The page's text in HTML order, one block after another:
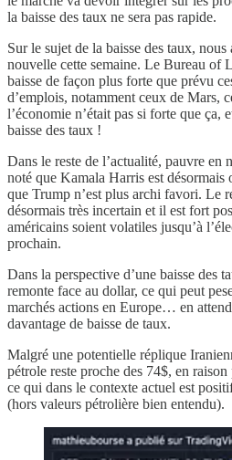
la baisse des taux ne sera pas rapide.
Sur le sujet de la baisse des taux,
nouvelle cette semaine. Le Bureau of
baisse de façon plus forte que prévu
d’emplois, notamment ceux de Mars,
l’économie n’était pas si forte que ça,
baisse des taux !
Dans le reste de l’actualité, pauvre en
noté que Kamala Harris est
que Trump n’est plus archi favori. Le
désormais très incertain et il est fort
américains soient volatiles jusqu’à
prochain.
Dans la perspective d’une baisse des
remonte face au dollar, ce qui peut
marchés actions en Europe… en
davantage de baisse de taux.
Malgré une potentielle réplique
pétrole reste proche des 74$, en
ce qui dans le contexte actuel est
(hors valeurs pétrolière bien entendu).